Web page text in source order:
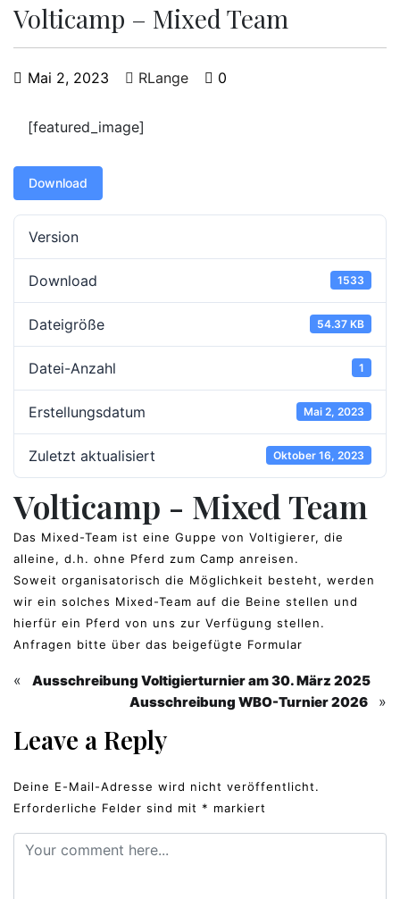
Volticamp – Mixed Team
Mai 2, 2023 RLange 0
[featured_image]
Download
Version
Download 1533
Dateigröße 54.37 KB
Datei-Anzahl 1
Erstellungsdatum Mai 2, 2023
Zuletzt aktualisiert Oktober 16, 2023
Volticamp - Mixed Team
Das Mixed-Team ist eine Guppe von Voltigierer, die
alleine, d.h. ohne Pferd zum Camp anreisen.
Soweit organisatorisch die Möglichkeit besteht, werden
wir ein solches Mixed-Team auf die Beine stellen und
hierfür ein Pferd von uns zur Verfügung stellen.
Anfragen bitte über das beigefügte Formular
«
Ausschreibung Voltigierturnier am 30. März 2025
Ausschreibung WBO-Turnier 2026
»
Leave a Reply
Deine E-Mail-Adresse wird nicht veröffentlicht.
Erforderliche Felder sind mit * markiert